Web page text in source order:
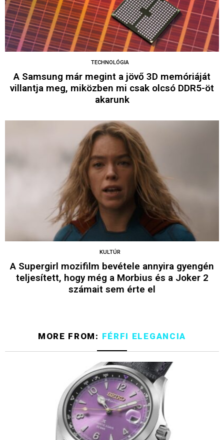
TECHNOLÓGIA
A Samsung már megint a jövő 3D memóriáját
villantja meg, miközben mi csak olcsó DDR5-öt
akarunk
KULTÚR
A Supergirl mozifilm bevétele annyira gyengén
teljesített, hogy még a Morbius és a Joker 2
számait sem érte el
MORE FROM: FÉRFI ELEGANCIA